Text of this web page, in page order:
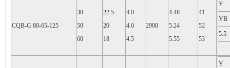
CQB-G 80-65-125
30
50
60
22.5
20
18
4.0
4.0
4.5
2900
4.48
5.24
5.55
41
52
53
Y
YB
5.5
Y